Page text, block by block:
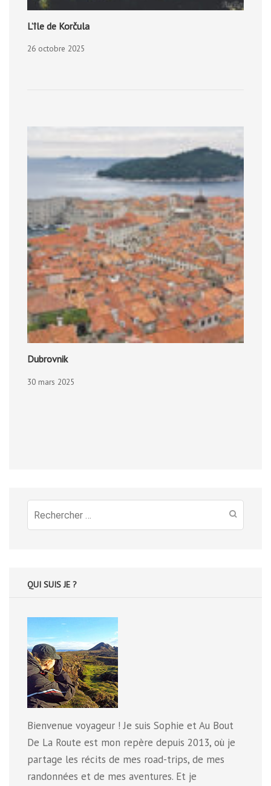
L’île de Korčula
26 octobre 2025
Dubrovnik
30 mars 2025
Recherche
pour
QUI SUIS JE ?
Bienvenue voyageur ! Je suis Sophie et Au Bout
De La Route est mon repère depuis 2013, où je
partage les récits de mes road-trips, de mes
randonnées et de mes aventures. Et je